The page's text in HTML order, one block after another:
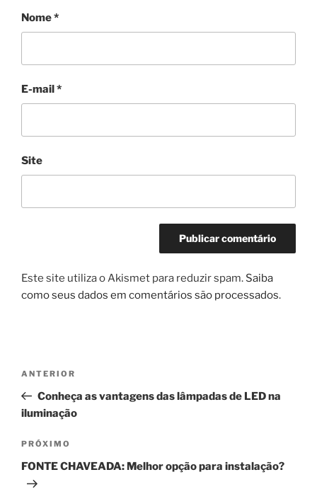
Nome*
E-mail*
Site
Este site utiliza o Akismet para reduzir spam. Saiba
como seus dados em comentários são processados.
Post
Post
anterior
ANTERIOR
Conheça as vantagens das lâmpadas de LED na
iluminação
Próximo
post
PRÓXIMO
FONTE CHAVEADA: Melhor opção para instalação?